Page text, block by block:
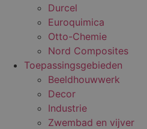
Durcel
Euroquimica
Otto-Chemie
Nord Composites
Toepassingsgebieden
Beeldhouwwerk
Decor
Industrie
Zwembad en vijver